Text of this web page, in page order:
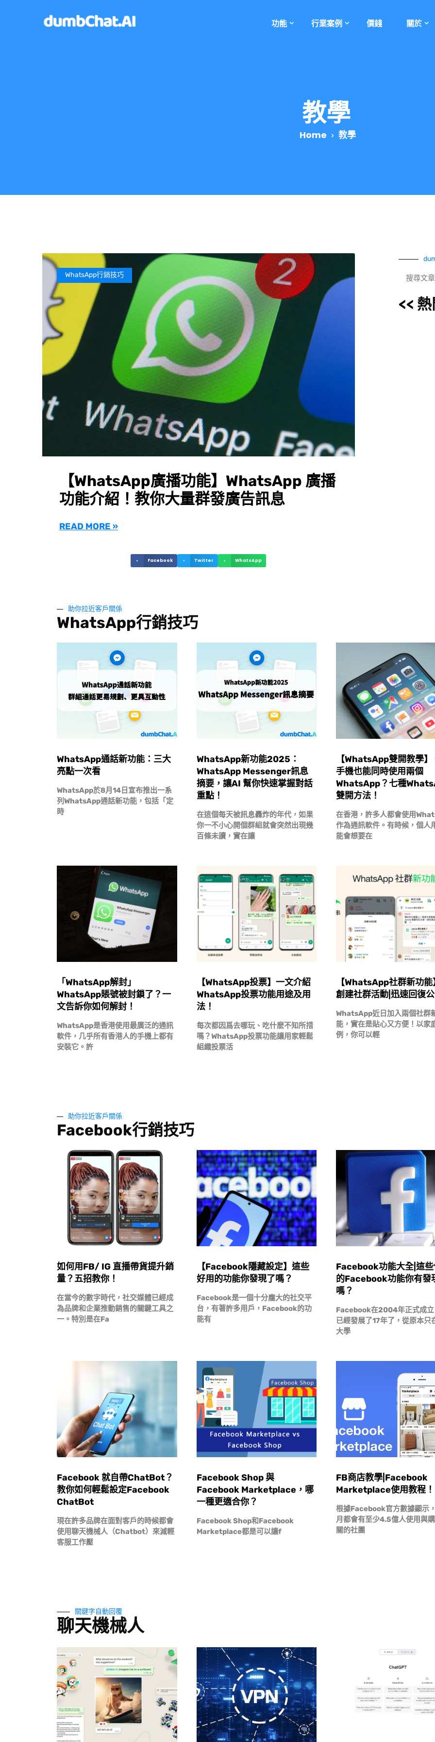
功能 行業案例 價錢 關於
教學
Home 教學
WhatsApp行銷技巧
【WhatsApp廣播功能】WhatsApp 廣播
功能介紹！教你大量群發廣告訊息
READ MORE »
Facebook Twitter WhatsApp
<<
助你拉近客戶關係
WhatsApp行銷技巧
WhatsApp通話新功能：三大
亮點一次看
WhatsApp於8月14日宣布推出一系
列WhatsApp通話新功能，包括「定
時
WhatsApp新功能2025：
WhatsApp Messenger訊息
摘要，讓AI 幫你快速掌握對話
重點！
在這個每天被訊息轟炸的年代，如果
你一不小心開個群組就會突然出現幾
百條未讀，實在讓
【WhatsApp雙開教學】
手機也能同時使用兩個
WhatsApp？七種
雙開方法！
在香港，許多人都會使用
作為通訊軟件。有時候，個人
能會想要在
「WhatsApp解封」
WhatsApp賬號被封鎖了？一
文告訴你如何解封！
WhatsApp是香港使用最廣泛的通訊
軟件，几乎所有香港人的手機上都有
安裝它。許
【WhatsApp投票】一文介紹
WhatsApp投票功能用途及用
法！
每次都因爲去哪玩、吃什麽不知所措
嗎？WhatsApp投票功能讓用家輕鬆
組織投票活
【WhatsApp社群新功能
創建社群活動|迅速回復
WhatsApp近日加入兩個社群
能，實在是貼心又方便！以家
例，你可以輕
助你拉近客戶關係
Facebook行銷技巧
如何用FB/ IG 直播帶貨提升銷
量？五招教你！
在當今的數字時代，社交媒體已經成
為品牌和企業推動銷售的關鍵工具之
一。特別是在Fa
【Facebook隱藏設定】這些
好用的功能你發現了嗎？
Facebook是一個十分龐大的社交平
台，有著許多用戶，Facebook的功
能有
Facebook功能大全|這
的Facebook功能你有發
嗎？
Facebook在2004年正式成立
已經發展了17年了，從原本只
大學
Facebook 就自帶ChatBot？
教你如何輕鬆設定Facebook
ChatBot
現在許多品牌在面對客戶的時候都會
使用聊天機械人（Chatbot）來減輕
客服工作壓
Facebook Shop 與
Facebook Marketplace，哪
一種更適合你？
Facebook Shop和Facebook
Marketplace都是可以讓f
FB商店教學|Facebook
Marketplace使用教程！
根據Facebook官方數據顯示
月都會有至少4.5億人使用與
關的社團
關鍵字自動回覆
聊天機械人